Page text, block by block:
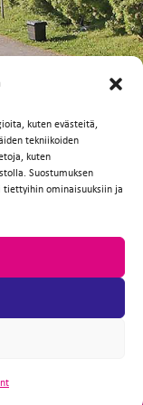
kuten evästeitä,
tekniikoiden
kuten
Suostumuksen
ominaisuuksiin ja